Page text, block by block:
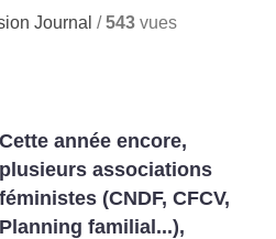
Journal /543 vues
Cette année encore,
plusieurs associations
féministes (CNDF, CFCV,
Planning familial...),